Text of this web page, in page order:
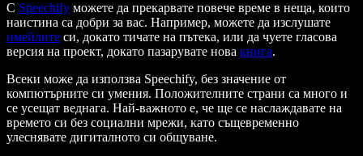
С Speechify можете да прекарвате повече време в неща, които
наистина са добри за вас. Например, можете да изслушате
имейлите си, докато тичате на пътека, или да чуете гласова
версия на проект, докато пазарувате нова книга.
Всеки може да използва Speechify, без значение от
компютърните си умения. Положителните страни са много и
се усещат веднага. Най-важното е, че ще се наслаждавате на
времето си без социални мрежи, като същевременно
улеснявате дигиталното си общуване.